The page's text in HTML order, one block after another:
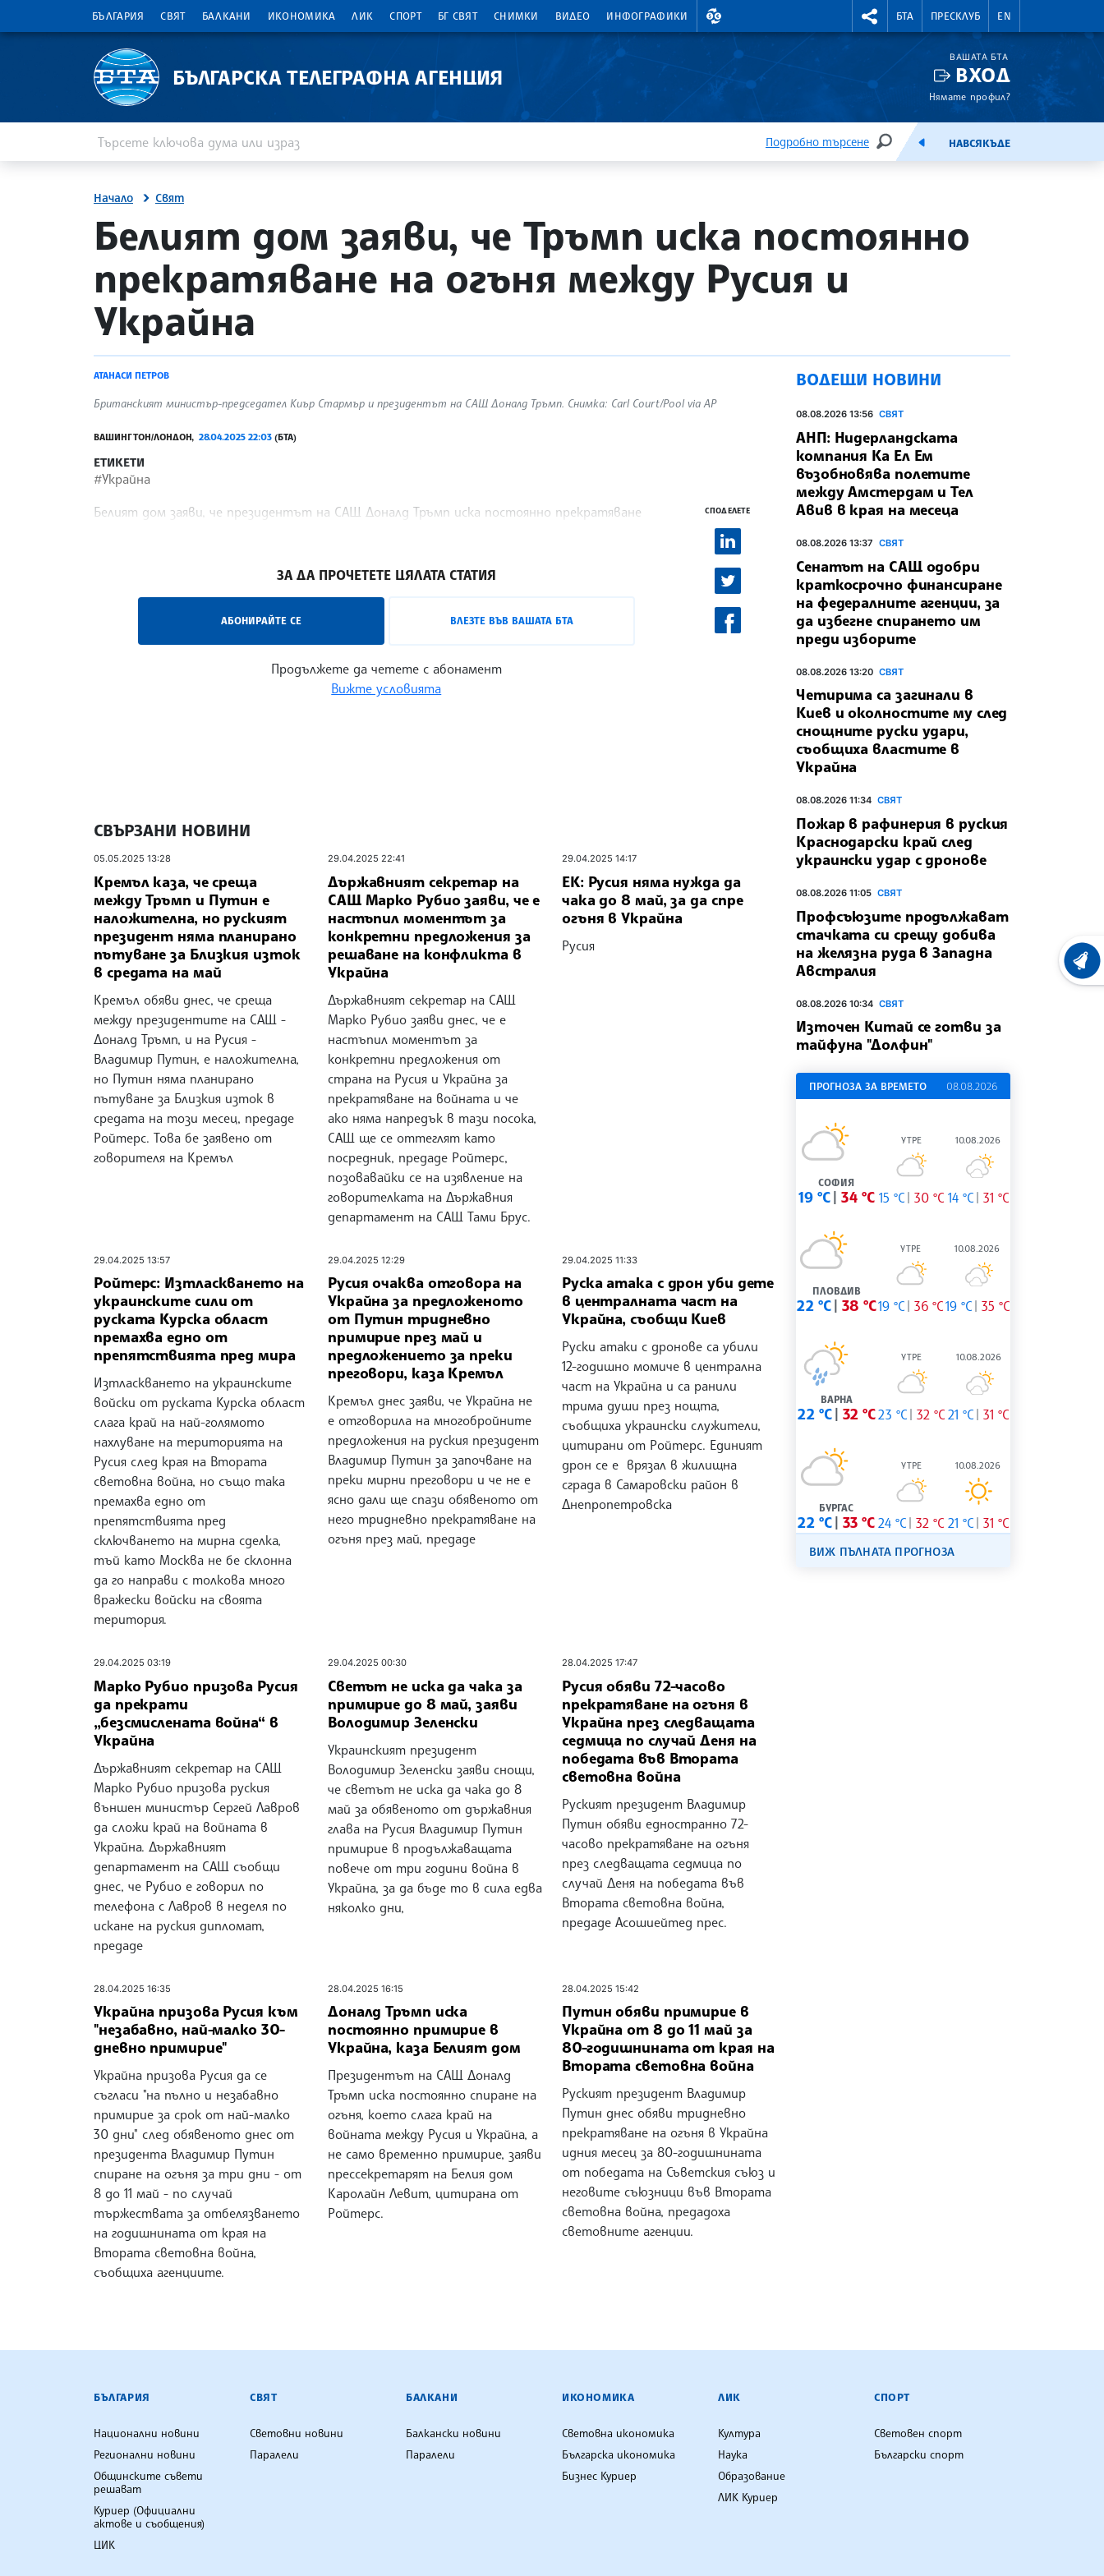
БЪЛГАРИЯ СВЯТ БАЛКАНИ ИКОНОМИКА ЛИК СПОРТ БГ СВЯТ СНИМКИ ВИДЕО ИНФОГРАФИКИ
ВАЛУТНИ КУРСОВЕ RIGHTMENU.SOCIAL
БТА ПРЕСКЛУБ EN
БЪЛГАРСКА ТЕЛЕГРАФНА АГЕНЦИЯ
ВАШАТА БТА
ВХОД
Нямате профил?
Подробно търсене
ТЪРСЕНЕЕМИСИЯНАВСЯКЪДЕ
Начало Свят
site.bta
Белият дом заяви, че Тръмп иска постоянно
прекратяване на огъня между Русия и
Украйна
АТАНАСИ ПЕТРОВ
Британският министър-председател Киър Стармър и президентът на САЩ Доналд Тръмп. Снимка: Carl Court/Pool via AP
ВАШИНГТОН/ЛОНДОН, 28.04.2025 22:03 (БТА)
ЕТИКЕТИ
#Украйна
Белият дом заяви, че президентът на САЩ Доналд Тръмп иска постоянно прекратяване
ЗА ДА ПРОЧЕТЕТЕ ЦЯЛАТА СТАТИЯ
АБОНИРАЙТЕ СЕ ВЛЕЗТЕ ВЪВ ВАШАТА БТА
Продължете да четете с абонамент
Вижте условията
СПОДЕЛЕТЕ
СВЪРЗАНИ НОВИНИ
05.05.2025 13:28
Кремъл каза, че среща
между Тръмп и Путин е
наложителна, но руският
президент няма планирано
пътуване за Близкия изток
в средата на май
Кремъл обяви днес, че среща
между президентите на САЩ -
Доналд Тръмп, и на Русия -
Владимир Путин, е наложителна,
но Путин няма планирано
пътуване за Близкия изток в
средата на този месец, предаде
Ройтерс. Това бе заявено от
говорителя на Кремъл
29.04.2025 22:41
Държавният секретар на
САЩ Марко Рубио заяви, че е
настъпил моментът за
конкретни предложения за
решаване на конфликта в
Украйна
Държавният секретар на САЩ
Марко Рубио заяви днес, че е
настъпил моментът за
конкретни предложения от
страна на Русия и Украйна за
прекратяване на войната и че
ако няма напредък в тази посока,
САЩ ще се оттеглят като
посредник, предаде Ройтерс,
позовавайки се на изявление на
говорителката на Държавния
департамент на САЩ Тами Брус.
29.04.2025 14:17
ЕК: Русия няма нужда да
чака до 8 май, за да спре
огъня в Украйна
Русия
29.04.2025 13:57
Ройтерс: Изтласкването на
украинските сили от
руската Курска област
премахва едно от
препятствията пред мира
Изтласкването на украинските
войски от руската Курска област
слага край на най-голямото
нахлуване на територията на
Русия след края на Втората
световна война, но също така
премахва едно от
препятствията пред
сключването на мирна сделка,
тъй като Москва не бе склонна
да го направи с толкова много
вражески войски на своята
територия.
29.04.2025 12:29
Русия очаква отговора на
Украйна за предложеното
от Путин тридневно
примирие през май и
предложението за преки
преговори, каза Кремъл
Кремъл днес заяви, че Украйна не
е отговорила на многобройните
предложения на руския президент
Владимир Путин за започване на
преки мирни преговори и че не е
ясно дали ще спази обявеното от
него тридневно прекратяване на
огъня през май, предаде
29.04.2025 11:33
Руска атака с дрон уби дете
в централната част на
Украйна, съобщи Киев
Руски атаки с дронове са убили
12-годишно момиче в централна
част на Украйна и са ранили
трима души през нощта,
съобщиха украински служители,
цитирани от Ройтерс. Единият
дрон се е врязал в жилищна
сграда в Самаровски район в
Днепропетровска
29.04.2025 03:19
Марко Рубио призова Русия
да прекрати
„безсмислената война“ в
Украйна
Държавният секретар на САЩ
Марко Рубио призова руския
външен министър Сергей Лавров
да сложи край на войната в
Украйна. Държавният
департамент на САЩ съобщи
днес, че Рубио е говорил по
телефона с Лавров в неделя по
искане на руския дипломат,
предаде
29.04.2025 00:30
Светът не иска да чака за
примирие до 8 май, заяви
Володимир Зеленски
Украинският президент
Володимир Зеленски заяви снощи,
че светът не иска да чака до 8
май за обявеното от държавния
глава на Русия Владимир Путин
примирие в продължаващата
повече от три години война в
Украйна, за да бъде то в сила едва
няколко дни,
28.04.2025 17:47
Русия обяви 72-часово
прекратяване на огъня в
Украйна през следващата
седмица по случай Деня на
победата във Втората
световна война
Руският президент Владимир
Путин обяви едностранно 72-
часово прекратяване на огъня
през следващата седмица по
случай Деня на победата във
Втората световна война,
предаде Асошиейтед прес.
28.04.2025 16:35
Украйна призова Русия към
"незабавно, най-малко 30-
дневно примирие"
Украйна призова Русия да се
съгласи "на пълно и незабавно
примирие за срок от най-малко
30 дни" след обявеното днес от
президента Владимир Путин
спиране на огъня за три дни - от
8 до 11 май - по случай
тържествата за отбелязването
на годишнината от края на
Втората световна война,
съобщиха агенциите.
28.04.2025 16:15
Доналд Тръмп иска
постоянно примирие в
Украйна, каза Белият дом
Президентът на САЩ Доналд
Тръмп иска постоянно спиране на
огъня, което слага край на
войната между Русия и Украйна, а
не само временно примирие, заяви
прессекретарят на Белия дом
Каролайн Левит, цитирана от
Ройтерс.
28.04.2025 15:42
Путин обяви примирие в
Украйна от 8 до 11 май за
80-годишнината от края на
Втората световна война
Руският президент Владимир
Путин днес обяви тридневно
прекратяване на огъня в Украйна
идния месец за 80-годишнината
от победата на Съветския съюз и
неговите съюзници във Втората
световна война, предадоха
световните агенции.
ВОДЕЩИ НОВИНИ
08.08.2026 13:56 СВЯТ
АНП: Нидерландската
компания Ка Ел Ем
възобновява полетите
между Амстердам и Тел
Авив в края на месеца
08.08.2026 13:37 СВЯТ
Сенатът на САЩ одобри
краткосрочно финансиране
на федералните агенции, за
да избегне спирането им
преди изборите
08.08.2026 13:20 СВЯТ
Четирима са загинали в
Киев и околностите му след
снощните руски удари,
съобщиха властите в
Украйна
08.08.2026 11:34 СВЯТ
Пожар в рафинерия в руския
Краснодарски край след
украински удар с дронове
08.08.2026 11:05 СВЯТ
Профсъюзите продължават
стачката си срещу добива
на желязна руда в Западна
Австралия
08.08.2026 10:34 СВЯТ
Източен Китай се готви за
тайфуна "Долфин"
ПРОГНОЗА ЗА ВРЕМЕТО 08.08.2026
СОФИЯ
19 °C 34 °C
УТРЕ
15 °C 30 °C
10.08.2026
14 °C 31 °C
ПЛОВДИВ
22 °C 38 °C
УТРЕ
19 °C 36 °C
10.08.2026
19 °C 35 °C
ВАРНА
22 °C 32 °C
УТРЕ
23 °C 32 °C
10.08.2026
21 °C 31 °C
БУРГАС
22 °C 33 °C
УТРЕ
24 °C 32 °C
10.08.2026
21 °C 31 °C
ВИЖ ПЪЛНАТА ПРОГНОЗА
БЪЛГАРСКА ТЕЛЕГРАФНА АГЕНЦИЯ
БЪЛГАРИЯ
Национални новини
Регионални новини
Общинските съвети
решават
Куриер (Официални
актове и съобщения)
ЦИК
СВЯТ
Световни новини
Паралели
БАЛКАНИ
Балкански новини
Паралели
ИКОНОМИКА
Световна икономика
Българска икономика
Бизнес Куриер
ЛИК
Култура
Наука
Образование
ЛИК Куриер
СПОРТ
Световен спорт
Български спорт